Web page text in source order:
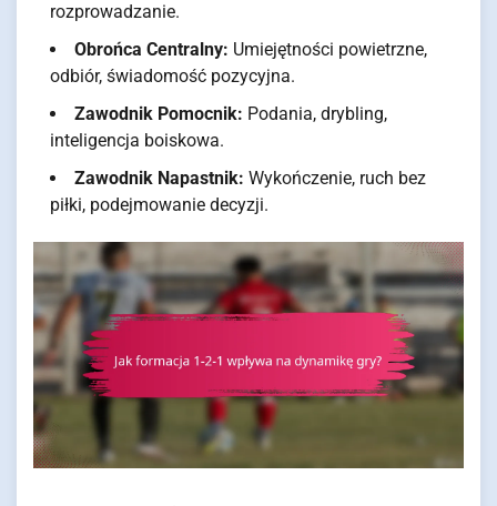
rozprowadzanie.
Obrońca Centralny: Umiejętności powietrzne,
odbiór, świadomość pozycyjna.
Zawodnik Pomocnik: Podania, drybling,
inteligencja boiskowa.
Zawodnik Napastnik: Wykończenie, ruch bez
piłki, podejmowanie decyzji.